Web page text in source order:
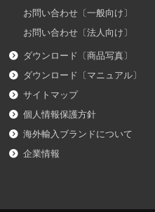
お問い合わせ〔一般向け〕
お問い合わせ〔法人向け〕
ダウンロード〔商品写真〕
ダウンロード〔マニュアル〕
サイトマップ
個人情報保護方針
海外輸入ブランドについて
企業情報